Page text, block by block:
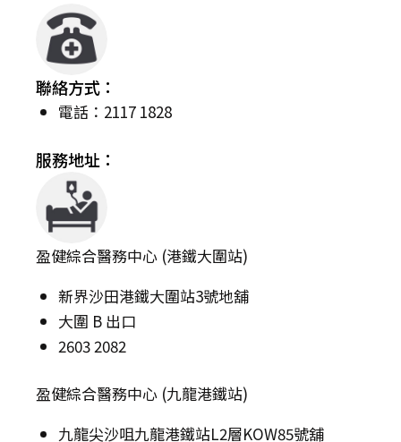
聯絡方式：
電話：2117 1828
服務地址：
盈健綜合醫務中心 (港鐵大圍站)
新界沙田港鐵大圍站3號地舖
大圍 B 出口
2603 2082
盈健綜合醫務中心 (九龍港鐵站)
九龍尖沙咀九龍港鐵站L2層KOW85號舖